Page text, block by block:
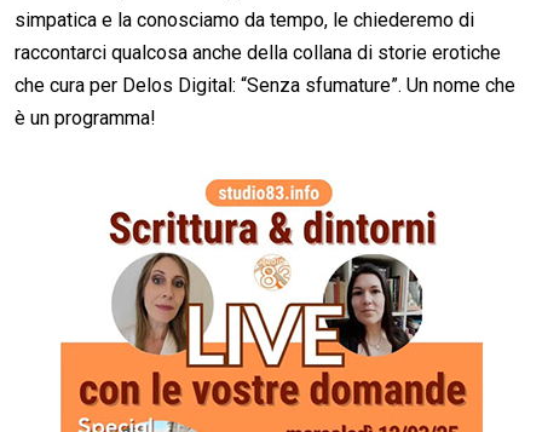
simpatica e la conosciamo da tempo, le chiederemo di
raccontarci qualcosa anche della collana di storie erotiche
che cura per Delos Digital: “Senza sfumature”. Un nome che
è un programma!